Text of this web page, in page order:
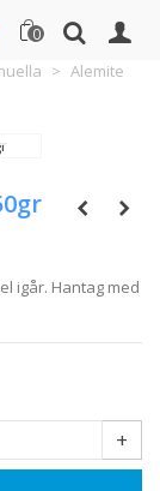
0
> Alemite
igår. Hantag med
+